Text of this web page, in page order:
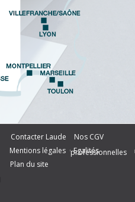
Nos CGV
Contacter Laude
Egalités
professionnelles
Mentions légales
Plan du site